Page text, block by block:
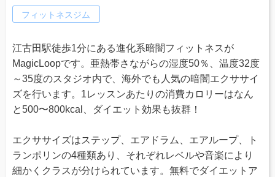
フィットネスジム
江古田駅徒歩1分にある進化系暗闇フィットネスが
MagicLoopです。亜熱帯さながらの湿度50％、温度32度
～35度のスタジオ内で、海外でも人気の暗闇エクササイ
ズを行います。1レッスンあたりの消費カロリーはなん
と500〜800kcal、ダイエット効果も抜群！
エクササイズはステップ、エアドラム、エアループ、ト
ランポリンの4種類あり、それぞれレベルや音楽により
細かくクラスが分けられています。無料でダイエットア